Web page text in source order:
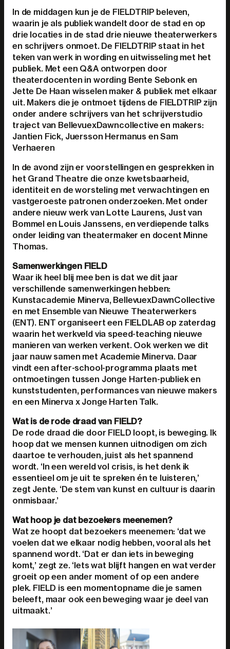
In de middagen kun je de FIELDTRIP beleven,
waarin je als publiek wandelt door de stad en op
drie locaties in de stad drie nieuwe theaterwerkers
en schrijvers onmoet. De FIELDTRIP staat in het
teken van werk in wording en uitwisseling met het
publiek. Met een Q&A ontworpen door
theaterdocenten in wording Bente Sebonk en
Jette De Haan wisselen maker & publiek met elkaar
uit. Makers die je ontmoet tijdens de FIELDTRIP zijn
onder andere schrijvers van het schrijverstudio
traject van BellevuexDawncollective en makers:
Jantien Fick, Juersson Hermanus en Sam
Verhaeren
In de avond zijn er voorstellingen en gesprekken in
het Grand Theatre die onze kwetsbaarheid,
identiteit en de worsteling met verwachtingen en
vastgeroeste patronen onderzoeken. Met onder
andere nieuw werk van Lotte Laurens, Just van
Bommel en Louis Janssens, en verdiepende talks
onder leiding van theatermaker en docent Minne
Thomas.
Samenwerkingen FIELD
Waar ik heel blij mee ben is dat we dit jaar
verschillende samenwerkingen hebben:
Kunstacademie Minerva, BellevuexDawnCollective
en met Ensemble van Nieuwe Theaterwerkers
(ENT). ENT organiseert een FIELDLAB op zaterdag
waarin het werkveld via speed-teaching nieuwe
manieren van werken verkent. Ook werken we dit
jaar nauw samen met Academie Minerva. Daar
vindt een after-school-programma plaats met
ontmoetingen tussen Jonge Harten-publiek en
kunststudenten, performances van nieuwe makers
en een Minerva x Jonge Harten Talk.
Wat is de rode draad van FIELD?
De rode draad die door FIELD loopt, is beweging. Ik
hoop dat we mensen kunnen uitnodigen om zich
daartoe te verhouden, juist als het spannend
wordt. ‘In een wereld vol crisis, is het denk ik
essentieel om je uit te spreken én te luisteren,’
zegt Jente. ‘De stem van kunst en cultuur is daarin
onmisbaar.’
Wat hoop je dat bezoekers meenemen?
Wat ze hoopt dat bezoekers meenemen: ‘dat we
voelen dat we elkaar nodig hebben, vooral als het
spannend wordt. ‘Dat er dan iets in beweging
komt,’ zegt ze. ‘Iets wat blijft hangen en wat verder
groeit op een ander moment of op een andere
plek. FIELD is een momentopname die je samen
beleeft, maar ook een beweging waar je deel van
uitmaakt.’